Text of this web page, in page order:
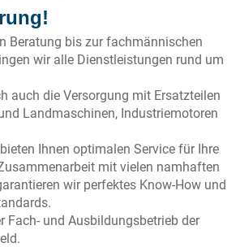
Beratung bis zur fachmännischen
wir alle Dienstleistungen rund um
auch die Versorgung mit Ersatzteilen
Landmaschinen, Industriemotoren
Ihnen optimalen Service für Ihre
mit vielen namhaften
wir perfektes Know-How und
Fach- und Ausbildungsbetrieb der